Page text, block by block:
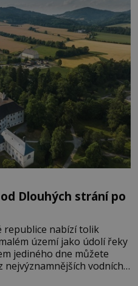
Dlouhých strání po
republice nabízí tolik
území jako údolí řeky
jediného dne můžete
vodních